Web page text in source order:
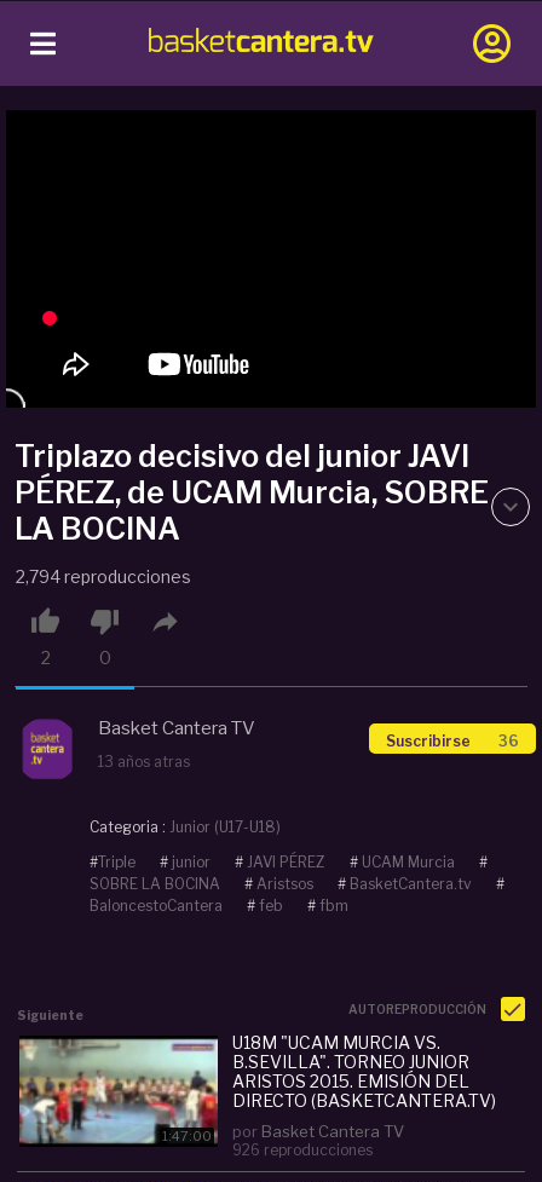
Triplazo decisivo del junior JAVI
PÉREZ, de UCAM Murcia, SOBRE
LA BOCINA
2,794 reproducciones

2

0

Basket Cantera TV
13 años atras
Suscribirse 36
Categoria : Junior (U17-U18)
#Triple # junior # JAVI PÉREZ # UCAM Murcia
#
SOBRE LA BOCINA
# Aristsos # BasketCantera.tv
#
BaloncestoCantera
# feb # fbm
Siguiente AUTOREPRODUCCIÓN
1:47:00
U18M "UCAM MURCIA VS.
B.SEVILLA". TORNEO JUNIOR
ARISTOS 2015. EMISIÓN DEL
DIRECTO (BASKETCANTERA.TV)
por Basket Cantera TV
926 reproducciones